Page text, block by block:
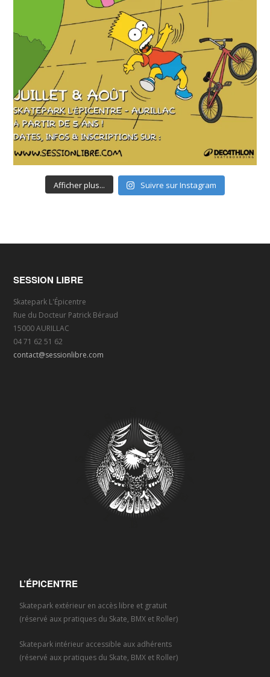
Afficher plus... Suivre sur Instagram
SESSION LIBRE
Skatepark L'Épicentre
Rue du Docteur Patrick Béraud
15000 AURILLAC
04 71 62 51 62
contact@sessionlibre.com
L’ÉPICENTRE
Skatepark extérieur en accès libre et gratuit
(réservé aux pratiques du Skate, BMX et Roller)
Skatepark intérieur accessible aux adhérents
(réservé aux pratiques du Skate, BMX et Roller)